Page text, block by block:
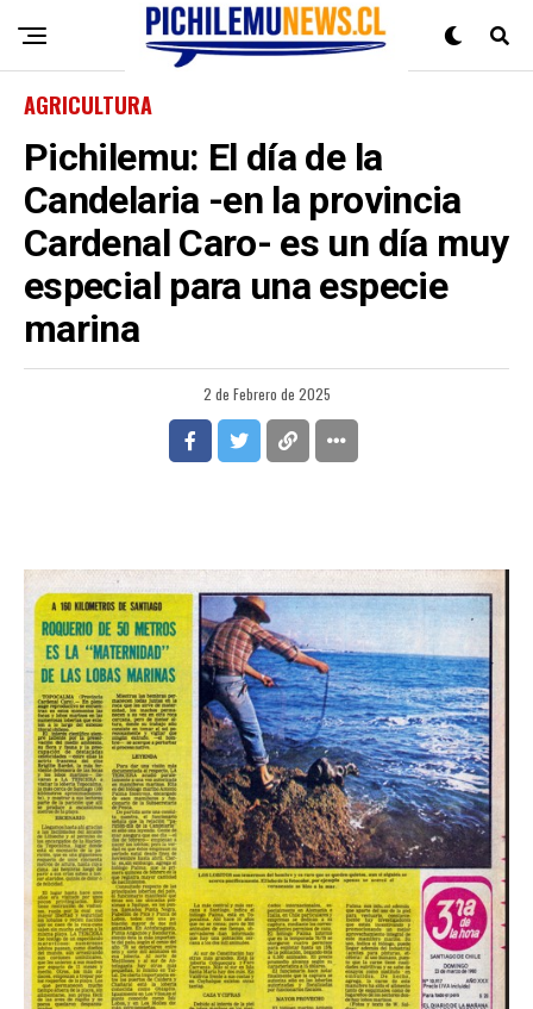
AGRICULTURA
Pichilemu: El día de la
Candelaria -en la provincia
Cardenal Caro- es un día muy
especial para una especie
marina
2 de Febrero de 2025